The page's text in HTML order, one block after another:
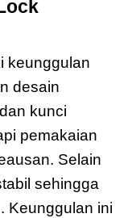
keunggulan
desain
kunci
pemakaian
Selain
sehingga
Keunggulan ini